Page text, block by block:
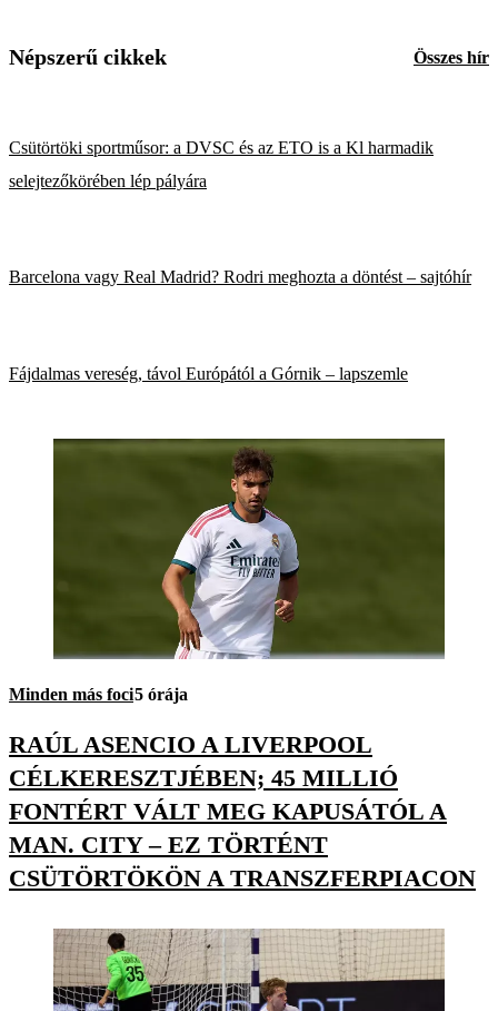
Népszerű cikkek Összes hír
Csütörtöki sportműsor: a DVSC és az ETO is a Kl harmadik
selejtezőkörében lép pályára
Barcelona vagy Real Madrid? Rodri meghozta a döntést – sajtóhír
Fájdalmas vereség, távol Európától a Górnik – lapszemle
Minden más foci5 órája
RAÚL ASENCIO A LIVERPOOL
CÉLKERESZTJÉBEN; 45 MILLIÓ
FONTÉRT VÁLT MEG KAPUSÁTÓL A
MAN. CITY – EZ TÖRTÉNT
CSÜTÖRTÖKÖN A TRANSZFERPIACON